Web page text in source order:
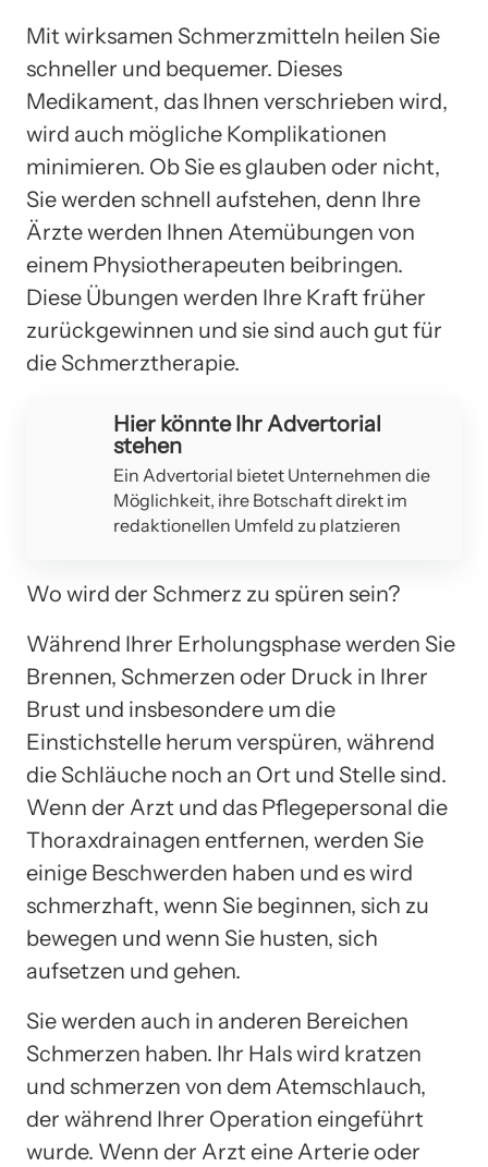
Mit wirksamen Schmerzmitteln heilen Sie
schneller und bequemer. Dieses
Medikament, das Ihnen verschrieben wird,
wird auch mögliche Komplikationen
minimieren. Ob Sie es glauben oder nicht,
Sie werden schnell aufstehen, denn Ihre
Ärzte werden Ihnen Atemübungen von
einem Physiotherapeuten beibringen.
Diese Übungen werden Ihre Kraft früher
zurückgewinnen und sie sind auch gut für
die Schmerztherapie.
Hier könnte Ihr Advertorial
stehen
Ein Advertorial bietet Unternehmen die
Möglichkeit, ihre Botschaft direkt im
redaktionellen Umfeld zu platzieren
Wo wird der Schmerz zu spüren sein?
Während Ihrer Erholungsphase werden Sie
Brennen, Schmerzen oder Druck in Ihrer
Brust und insbesondere um die
Einstichstelle herum verspüren, während
die Schläuche noch an Ort und Stelle sind.
Wenn der Arzt und das Pflegepersonal die
Thoraxdrainagen entfernen, werden Sie
einige Beschwerden haben und es wird
schmerzhaft, wenn Sie beginnen, sich zu
bewegen und wenn Sie husten, sich
aufsetzen und gehen.
Sie werden auch in anderen Bereichen
Schmerzen haben. Ihr Hals wird kratzen
und schmerzen von dem Atemschlauch,
der während Ihrer Operation eingeführt
wurde. Wenn der Arzt eine Arterie oder